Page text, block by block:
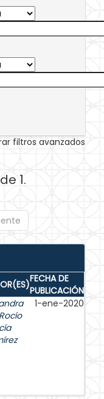
filtros avanzados
1.
FECHA DE
PUBLICACIÓN
1-ene-2020